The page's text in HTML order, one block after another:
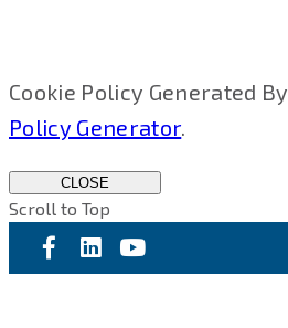
Cookie Policy Generated By
Policy Generator.
CLOSE
Scroll to Top